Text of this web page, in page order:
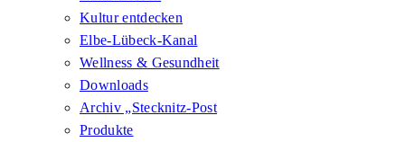
Kultur entdecken
Elbe-Lübeck-Kanal
Wellness & Gesundheit
Downloads
Archiv „Stecknitz-Post
Produkte